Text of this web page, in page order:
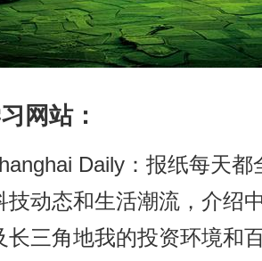
网站：
Daily：报纸每天
技动态和生活潮流，介绍
长三角地我的投资环境和